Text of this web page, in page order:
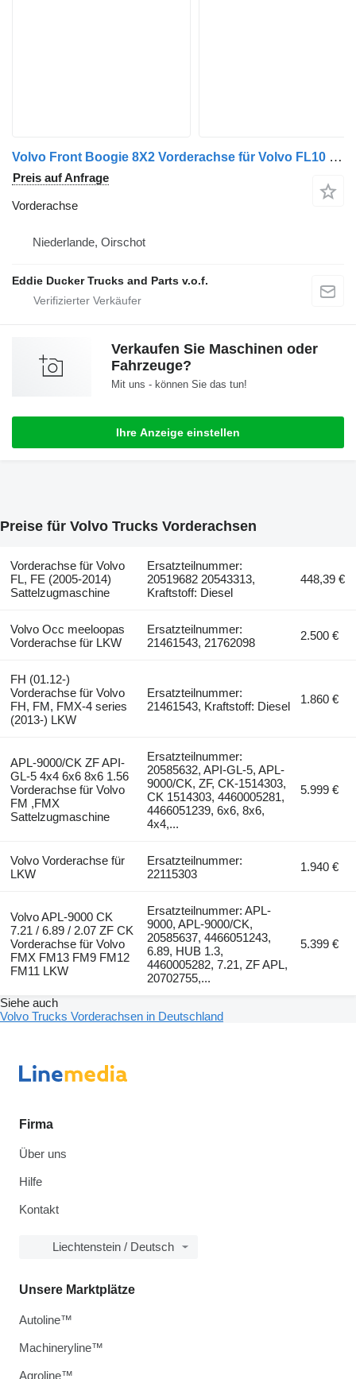
Volvo Front Boogie 8X2 Vorderachse für Volvo FL10 LKW
Preis auf Anfrage
Vorderachse
Niederlande, Oirschot
Eddie Ducker Trucks and Parts v.o.f.
Verkaufen Sie Maschinen oder
Fahrzeuge?
Mit uns - können Sie das tun!
Ihre Anzeige einstellen
Preise für Volvo Trucks Vorderachsen
Vorderachse für Volvo
FL, FE (2005-2014)
Sattelzugmaschine
Ersatzteilnummer:
20519682 20543313,
Kraftstoff: Diesel
448,39 €
Volvo Occ meeloopas
Vorderachse für LKW
Ersatzteilnummer:
21461543, 21762098
2.500 €
FH (01.12-)
Vorderachse für Volvo
FH, FM, FMX-4 series
(2013-) LKW
Ersatzteilnummer:
21461543, Kraftstoff: Diesel
1.860 €
APL-9000/CK ZF API-
GL-5 4x4 6x6 8x6 1.56
Vorderachse für Volvo
FM ,FMX
Sattelzugmaschine
Ersatzteilnummer:
20585632, API-GL-5, APL-
9000/CK, ZF, CK-1514303,
CK 1514303, 4460005281,
4466051239, 6x6, 8x6,
4x4,...
5.999 €
Volvo Vorderachse für
LKW
Ersatzteilnummer:
22115303
1.940 €
Volvo APL-9000 CK
7.21 / 6.89 / 2.07 ZF CK
Vorderachse für Volvo
FMX FM13 FM9 FM12
FM11 LKW
Ersatzteilnummer: APL-
9000, APL-9000/CK,
20585637, 4466051243,
6.89, HUB 1.3,
4460005282, 7.21, ZF APL,
20702755,...
5.399 €
Siehe auch
Volvo Trucks Vorderachsen in Deutschland
Firma
Über uns
Hilfe
Kontakt
Liechtenstein / Deutsch
Unsere Marktplätze
Autoline™
Machineryline™
Agroline™